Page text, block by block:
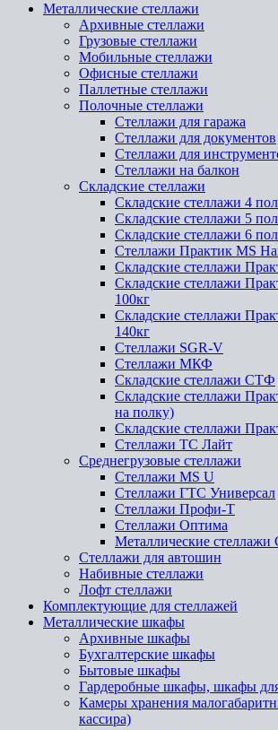
Металлические стеллажи
Архивные стеллажи
Грузовые стеллажи
Мобильные стеллажи
Офисные стеллажи
Паллетные стеллажи
Полочные стеллажи
Стеллажи для гаража
Стеллажи для документов
Стеллажи для
Стеллажи на балкон
Складские стеллажи
Складские стеллажи 4
Складские стеллажи 5
Складские стеллажи 6
Стеллажи Практик MS
Складские стеллажи
Складские стеллажи
100кг
Складские стеллажи
140кг
Стеллажи SGR-V
Стеллажи МКФ
Складские стеллажи СТФ
Складские стеллажи
на полку)
Складские стеллажи
Стеллажи ТС Лайт
Среднегрузовые стеллажи
Стеллажи MS U
Стеллажи ГТС Универсал
Стеллажи Профи-Т
Стеллажи Оптима
Металлические стеллажи
Стеллажи для автошин
Набивные стеллажи
Лофт стеллажи
Комплектующие для стеллажей
Металлические шкафы
Архивные шкафы
Бухгалтерские шкафы
Бытовые шкафы
Гардеробные шкафы, шкафы для
Камеры хранения
кассира)